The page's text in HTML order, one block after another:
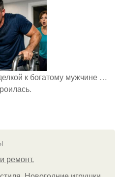
к богатому мужчине …
ремонт.